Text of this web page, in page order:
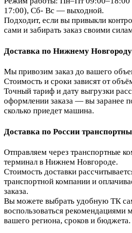
17:00), Сб- Вс — выходной.
Подходит, если вы привыкли
сами и забирать заказ своими
Доставка по Нижнему
Мы привозим заказ до вашего
Стоимость и сроки зависят от
Точный тариф и дату выгрузки
оформлении заказа — вы заранее
сколько приедет машина.
Доставка по России
Отправляем через транспортные
терминал в Нижнем Новгороде.
Стоимость доставки
транспортной компании и
заказа.
Вы можете выбрать удобную ТК
воспользоваться рекомендациями
вашего региона, сроков и бюджета.